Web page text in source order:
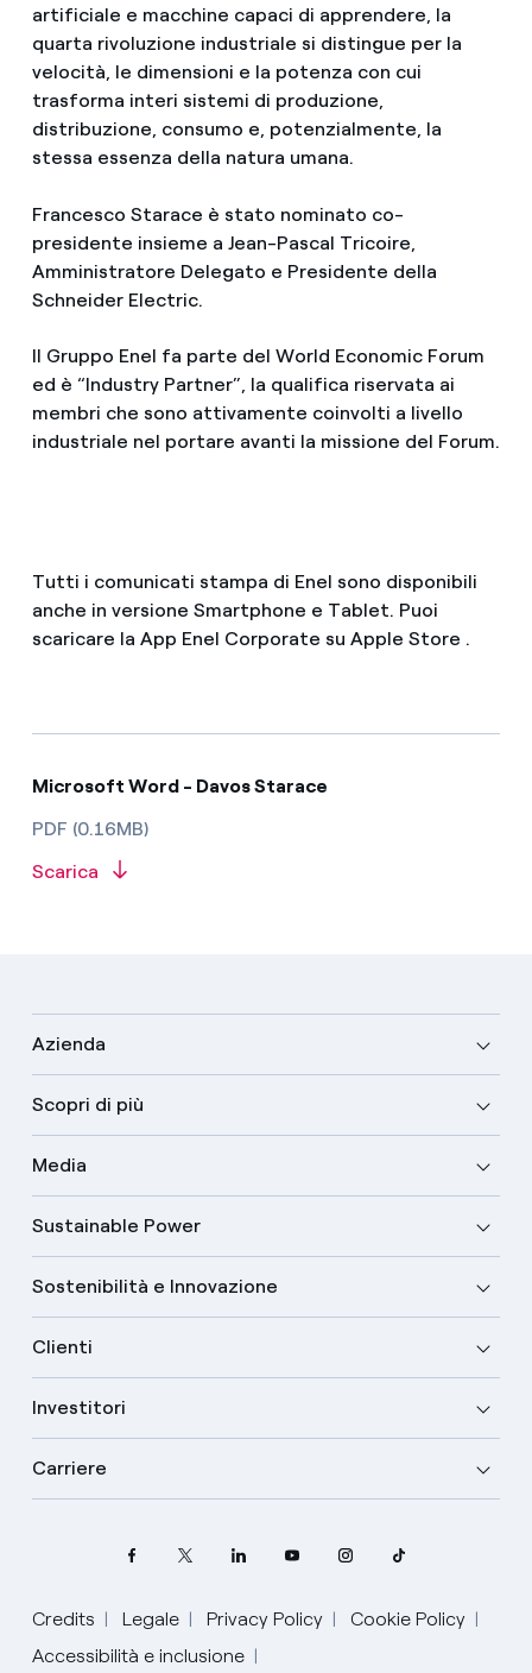
artificiale e macchine capaci di apprendere, la
quarta rivoluzione industriale si distingue per la
velocità, le dimensioni e la potenza con cui
trasforma interi sistemi di produzione,
distribuzione, consumo e, potenzialmente, la
stessa essenza della natura umana.
Francesco Starace è stato nominato co-
presidente insieme a Jean-Pascal Tricoire,
Amministratore Delegato e Presidente della
Schneider Electric.
Il Gruppo Enel fa parte del World Economic Forum
ed è “Industry Partner”, la qualifica riservata ai
membri che sono attivamente coinvolti a livello
industriale nel portare avanti la missione del Forum.
Tutti i comunicati stampa di Enel sono disponibili
anche in versione Smartphone e Tablet. Puoi
scaricare la App Enel Corporate su Apple Store .
Microsoft Word - Davos Starace
PDF (0.16MB)
Scarica
Azienda
Scopri di più
Media
Sustainable Power
Sostenibilità e Innovazione
Clienti
Investitori
Carriere
Credits Legale Privacy Policy
Cookie Policy
Accessibilità e inclusione